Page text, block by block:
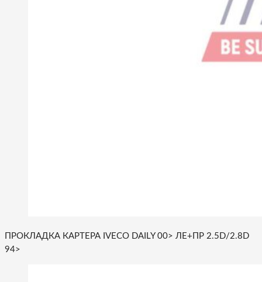
ПРОКЛАДКА КАРТЕРА IVECO DAILY 00> ЛЕ+ПР 2.5D/2.8D
94>